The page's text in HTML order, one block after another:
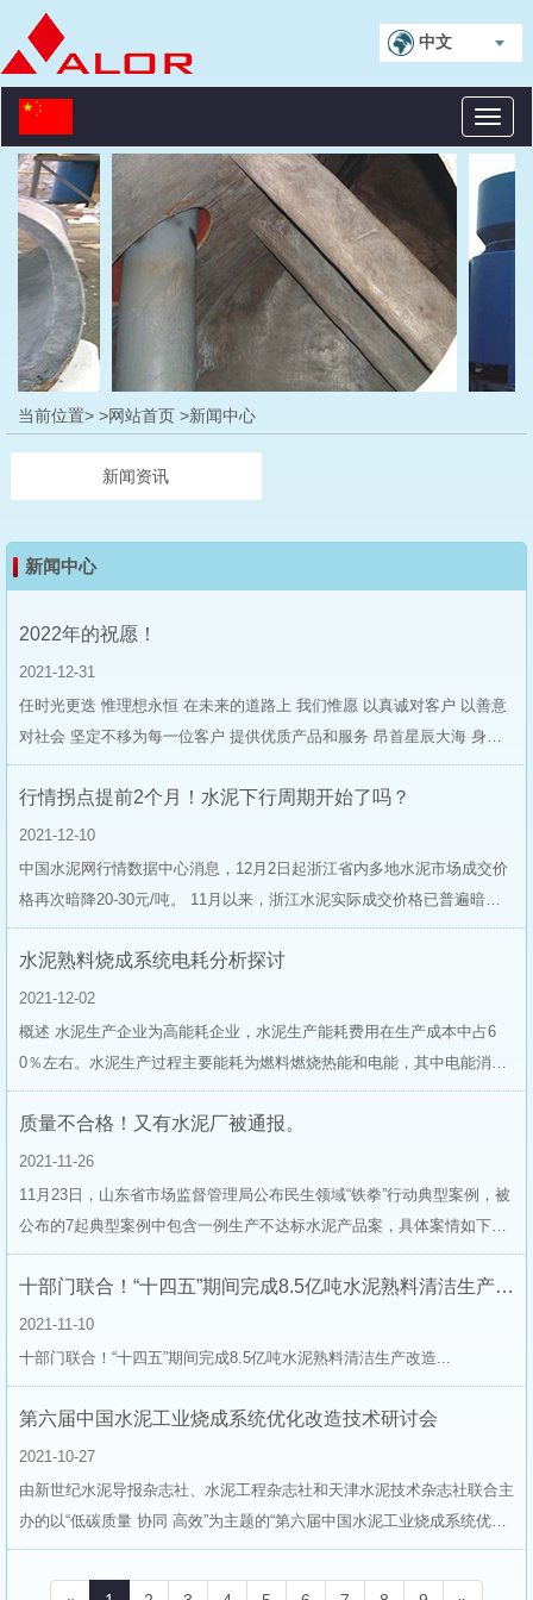
中文
当前位置> >网站首页 >新闻中心
新闻资讯
新闻中心
2022年的祝愿！
2021-12-31
任时光更迭 惟理想永恒 在未来的道路上 我们惟愿 以真诚对客户 以善意
对社会 坚定不移为每一位客户 提供优质产品和服务 昂首星辰大海 身披
和风暖阳 执着品质信仰 步履不停 维诚恒久！ 在此......
行情拐点提前2个月！水泥下行周期开始了吗？
2021-12-10
中国水泥网行情数据中心消息，12月2日起浙江省内多地水泥市场成交价
格再次暗降20-30元/吨。 11月以来，浙江水泥实际成交价格已普遍暗降
两轮，累计幅度60-80元/吨左右。另外，11月以来粤北及珠三角地区累计
下调100-140元/吨，外来水泥局部片区实际成交累计跌幅近200元/吨。作
为长三角及珠三角两大重要水泥......
水泥熟料烧成系统电耗分析探讨
2021-12-02
概述 水泥生产企业为高能耗企业，水泥生产能耗费用在生产成本中占6
0％左右。水泥生产过程主要能耗为燃料燃烧热能和电能，其中电能消耗
分布于整个水泥生产过程，具体情况如下：原燃料制备系统约占23％～4
8％，熟料烧成系统约占17％～27％，水泥成品系统约占35％～50％。本
文现就熟料烧成系统电耗的基本组成及烧成......
质量不合格！又有水泥厂被通报。
2021-11-26
11月23日，山东省市场监督管理局公布民生领域“铁拳”行动典型案例，被
公布的7起典型案例中包含一例生产不达标水泥产品案，具体案情如下：
枣庄市山亭区市场监管局查处山东东联水泥有限公司生产不符合国家标准
的水泥案 案情：2021年4月，山东东联水泥有限公司生产的火山灰质硅酸
盐水泥（型号规格：P32.5，50kg......
十部门联合！“十四五”期间完成8.5亿吨水泥熟料清洁生产改造
2021-11-10
十部门联合！“十四五”期间完成8.5亿吨水泥熟料清洁生产改造...
第六届中国水泥工业烧成系统优化改造技术研讨会
2021-10-27
由新世纪水泥导报杂志社、水泥工程杂志社和天津水泥技术杂志社联合主
办的以“低碳质量 协同 高效”为主题的“第六届中国水泥工业烧成系统优化
改造技术研讨会”于2021年10月10日-12日在南昌成功举办。来自高校、科
研院所、水泥企业及装备技术服务商200余人出席会议，专家们围绕会议